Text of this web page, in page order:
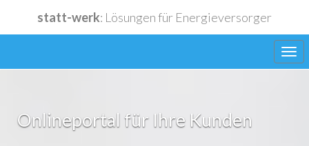
statt-werk: Lösungen für Energieversorger
Onlineportal für Ihre Kunden